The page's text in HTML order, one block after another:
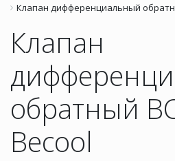
Клапан дифференциальный
Клапан
обратный
Becool